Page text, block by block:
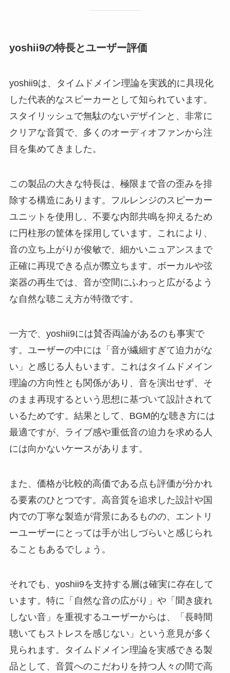
yoshii9の特長とユーザー評価
yoshii9は、タイムドメイン理論を実践的に具現化
した代表的なスピーカーとして知られています。
スタイリッシュで無駄のないデザインと、非常に
クリアな音質で、多くのオーディオファンから注
目を集めてきました。
この製品の大きな特長は、極限まで音の歪みを排
除する構造にあります。フルレンジのスピーカー
ユニットを使用し、不要な内部共鳴を抑えるため
に円柱形の筐体を採用しています。これにより、
音の立ち上がりが俊敏で、細かいニュアンスまで
正確に再現できる点が際立ちます。ボーカルや弦
楽器の再生では、音が空間にふわっと広がるよう
な自然な聴こえ方が特徴です。
一方で、yoshii9には賛否両論があるのも事実で
す。ユーザーの中には「音が繊細すぎて迫力がな
い」と感じる人もいます。これはタイムドメイン
理論の方向性とも関係があり、音を演出せず、そ
のまま再現するという思想に基づいて設計されて
いるためです。結果として、BGM的な聴き方には
最適ですが、ライブ感や重低音の迫力を求める人
には向かないケースがあります。
また、価格が比較的高価である点も評価が分かれ
る要素のひとつです。高音質を追求した設計や国
内での丁寧な製造が背景にあるものの、エントリ
ーユーザーにとっては手が出しづらいと感じられ
ることもあるでしょう。
それでも、yoshii9を支持する層は確実に存在して
います。特に「自然な音の広がり」や「聞き疲れ
しない音」を重視するユーザーからは、「長時間
聴いてもストレスを感じない」という意見が多く
見られます。タイムドメイン理論を実感できる製
品として、音質へのこだわりを持つ人々の間で高